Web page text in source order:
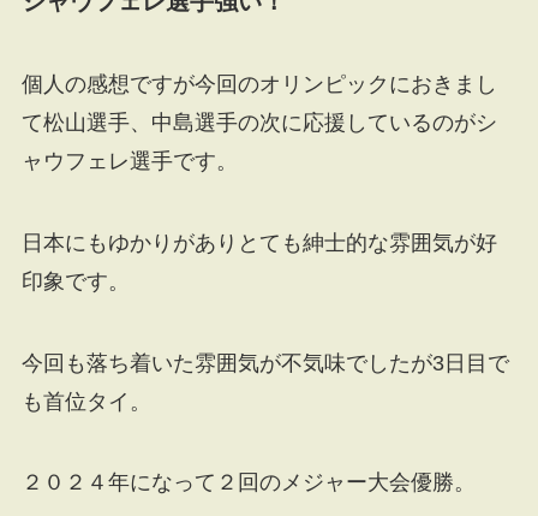
個人の感想ですが今回のオリンピックにおきまし
て松山選手、中島選手の次に応援しているのがシ
ャウフェレ選手です。
日本にもゆかりがありとても紳士的な雰囲気が好
印象です。
今回も落ち着いた雰囲気が不気味でしたが3日目で
も首位タイ。
２０２４年になって２回のメジャー大会優勝。